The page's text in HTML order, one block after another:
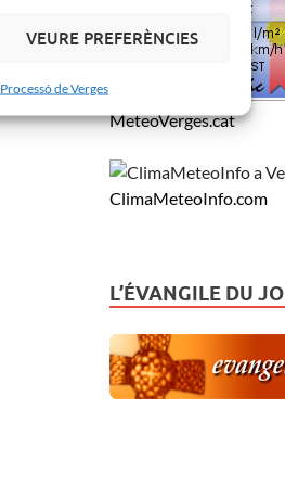
VEURE PREFERÈNCIES
de Verges
MeteoVerges.cat
ClimaMeteoInfo.com
L’ÉVANGILE DU